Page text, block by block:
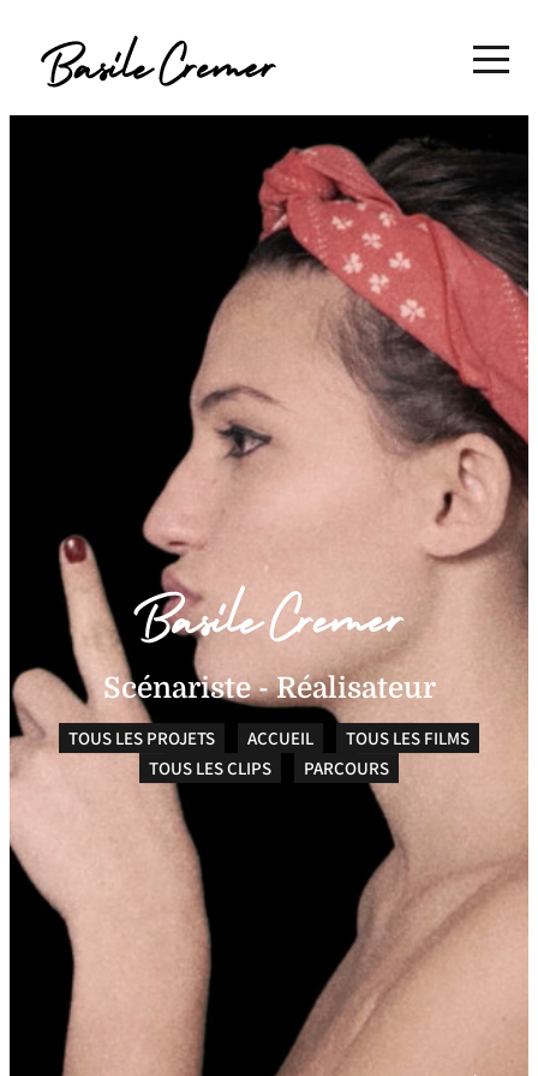
Scénariste - Réalisateur
TOUS LES PROJETS ACCUEIL
TOUS LES FILMS
TOUS LES CLIPS
PARCOURS